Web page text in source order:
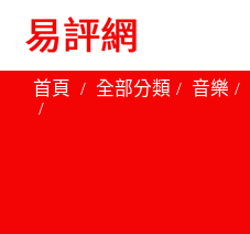
首頁 全部分類 音樂